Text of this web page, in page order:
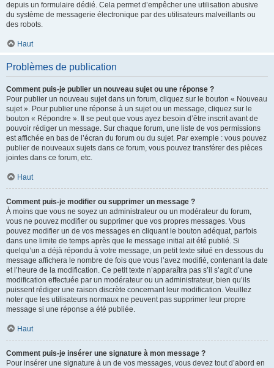
depuis un formulaire dédié. Cela permet d’empêcher une utilisation abusive
du système de messagerie électronique par des utilisateurs malveillants ou
des robots.
Haut
Problèmes de publication
Comment puis-je publier un nouveau sujet ou une réponse ?
Pour publier un nouveau sujet dans un forum, cliquez sur le bouton « Nouveau
sujet ». Pour publier une réponse à un sujet ou un message, cliquez sur le
bouton « Répondre ». Il se peut que vous ayez besoin d’être inscrit avant de
pouvoir rédiger un message. Sur chaque forum, une liste de vos permissions
est affichée en bas de l’écran du forum ou du sujet. Par exemple : vous pouvez
publier de nouveaux sujets dans ce forum, vous pouvez transférer des pièces
jointes dans ce forum, etc.
Haut
Comment puis-je modifier ou supprimer un message ?
À moins que vous ne soyez un administrateur ou un modérateur du forum,
vous ne pouvez modifier ou supprimer que vos propres messages. Vous
pouvez modifier un de vos messages en cliquant le bouton adéquat, parfois
dans une limite de temps après que le message initial ait été publié. Si
quelqu’un a déjà répondu à votre message, un petit texte situé en dessous du
message affichera le nombre de fois que vous l’avez modifié, contenant la date
et l’heure de la modification. Ce petit texte n’apparaîtra pas s’il s’agit d’une
modification effectuée par un modérateur ou un administrateur, bien qu’ils
puissent rédiger une raison discrète concernant leur modification. Veuillez
noter que les utilisateurs normaux ne peuvent pas supprimer leur propre
message si une réponse a été publiée.
Haut
Comment puis-je insérer une signature à mon message ?
Pour insérer une signature à un de vos messages, vous devez tout d’abord en